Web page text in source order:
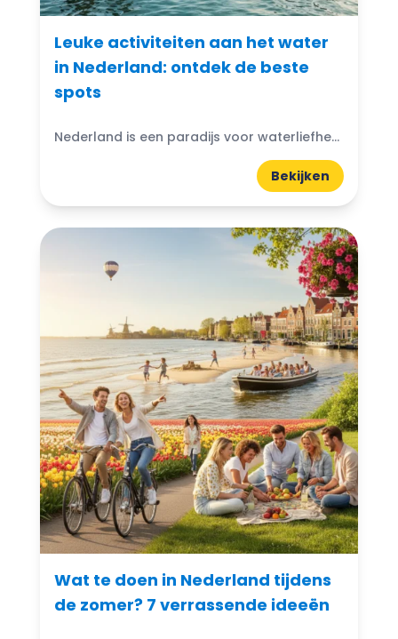
Leuke activiteiten aan het water
in Nederland: ontdek de beste
spots
Nederland is een paradijs voor waterliefhebbers. Of je nu een rustige middag wilt met je voeten in het water of op zoek bent naar een adrenalinepompende ervaring, er zijn leuke...
Bekijken
Wat te doen in Nederland tijdens
de zomer? 7 verrassende ideeën